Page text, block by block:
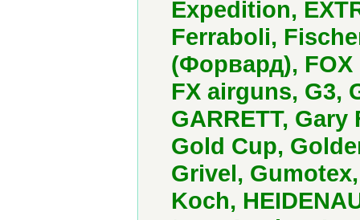
Expedition,
Ferraboli,
(Форвард), FOX
FX airguns, G3,
GARRETT,
Gold Cup,
Grivel,
Koch,